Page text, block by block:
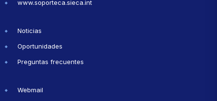
www.soporteca.sieca.int
Noticias
Oportunidades
Preguntas frecuentes
Webmail